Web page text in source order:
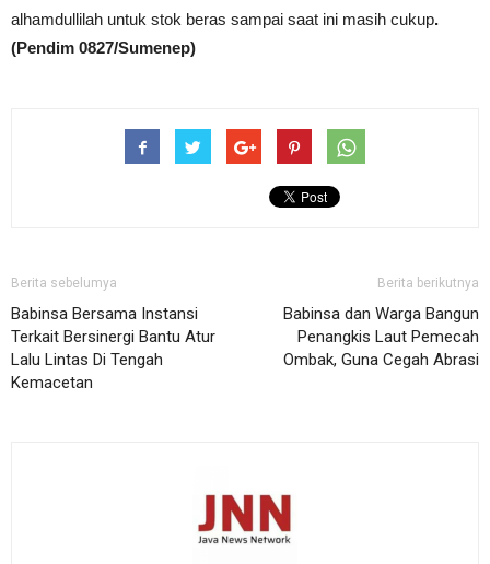
alhamdullilah untuk stok beras sampai saat ini masih cukup.
(Pendim 0827/Sumenep)
Berita sebelumya
Babinsa Bersama Instansi
Terkait Bersinergi Bantu Atur
Lalu Lintas Di Tengah
Kemacetan
Berita berikutnya
Babinsa dan Warga Bangun
Penangkis Laut Pemecah
Ombak, Guna Cegah Abrasi